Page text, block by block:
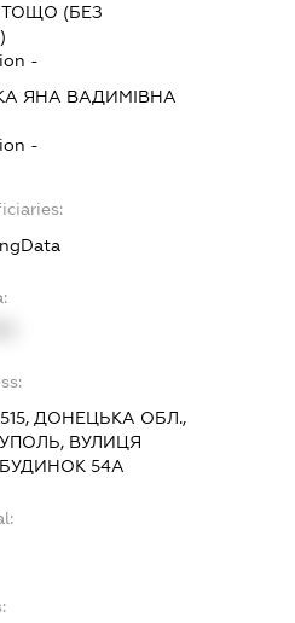
(БЕЗ
-
ЯНА ВАДИМІВНА
-
ДОНЕЦЬКА ОБЛ.,
ВУЛИЦЯ
54А